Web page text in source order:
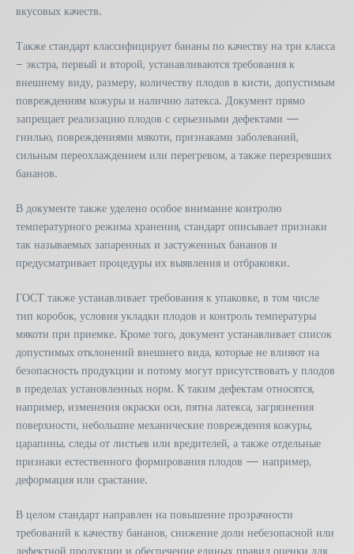
вкусовых качеств.
Также стандарт классифицирует бананы по качеству на три класса
– экстра, первый и второй, устанавливаются требования к
внешнему виду, размеру, количеству плодов в кисти, допустимым
повреждениям кожуры и наличию латекса. Документ прямо
запрещает реализацию плодов с серьезными дефектами —
гнилью, повреждениями мякоти, признаками заболеваний,
сильным переохлаждением или перегревом, а также перезревших
бананов.
В документе также уделено особое внимание контролю
температурного режима хранения, стандарт описывает признаки
так называемых запаренных и застуженных бананов и
предусматривает процедуры их выявления и отбраковки.
ГОСТ также устанавливает требования к упаковке, в том числе
тип коробок, условия укладки плодов и контроль температуры
мякоти при приемке. Кроме того, документ устанавливает список
допустимых отклонений внешнего вида, которые не влияют на
безопасность продукции и потому могут присутствовать у плодов
в пределах установленных норм. К таким дефектам относятся,
например, изменения окраски оси, пятна латекса, загрязнения
поверхности, небольшие механические повреждения кожуры,
царапины, следы от листьев или вредителей, а также отдельные
признаки естественного формирования плодов — например,
деформация или срастание.
В целом стандарт направлен на повышение прозрачности
требований к качеству бананов, снижение доли небезопасной или
дефектной продукции и обеспечение единых правил оценки для